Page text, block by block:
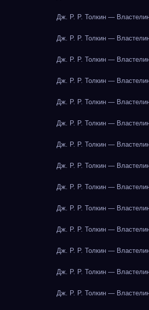
Дж. Р. Р. Толкин —
Дж. Р. Р. Толкин —
Дж. Р. Р. Толкин —
Дж. Р. Р. Толкин —
Дж. Р. Р. Толкин —
Дж. Р. Р. Толкин —
Дж. Р. Р. Толкин —
Дж. Р. Р. Толкин —
Дж. Р. Р. Толкин —
Дж. Р. Р. Толкин —
Дж. Р. Р. Толкин —
Дж. Р. Р. Толкин —
Дж. Р. Р. Толкин —
Дж. Р. Р. Толкин —